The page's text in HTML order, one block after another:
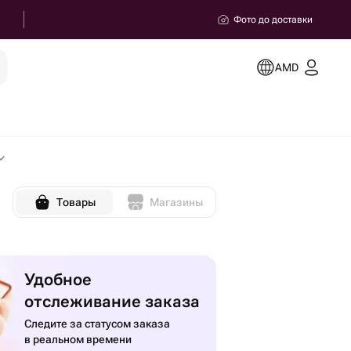
Фото до доставки
AMD
Товары Магазины
Удобное
отслеживание заказа
Следите за статусом заказа
в реальном времени